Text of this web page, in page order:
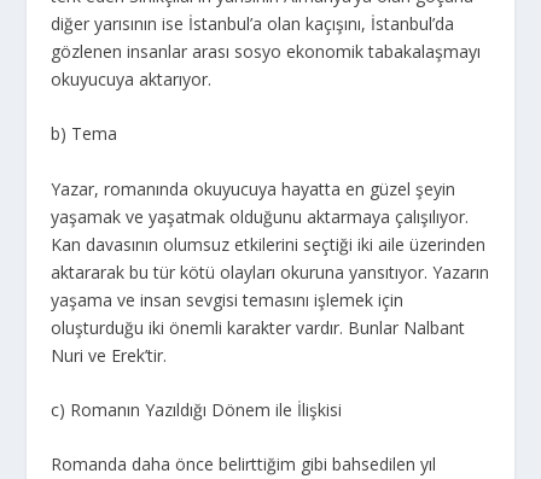
diğer yarısının ise İstanbul’a olan kaçışını, İstanbul’da
gözlenen insanlar arası sosyo ekonomik tabakalaşmayı
okuyucuya aktarıyor.
b) Tema
Yazar, romanında okuyucuya hayatta en güzel şeyin
yaşamak ve yaşatmak olduğunu aktarmaya çalışılıyor.
Kan davasının olumsuz etkilerini seçtiği iki aile üzerinden
aktararak bu tür kötü olayları okuruna yansıtıyor. Yazarın
yaşama ve insan sevgisi temasını işlemek için
oluşturduğu iki önemli karakter vardır. Bunlar Nalbant
Nuri ve Erek’tir.
c) Romanın Yazıldığı Dönem ile İlişkisi
Romanda daha önce belirttiğim gibi bahsedilen yıl